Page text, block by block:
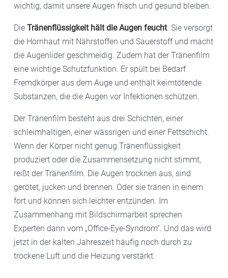
wichtig, damit unsere Augen frisch und gesund bleiben.
Die Tränenflüssigkeit hält die Augen feucht. Sie versorgt
die Hornhaut mit Nährstoffen und Sauerstoff und macht
die Augenlider geschmeidig. Zudem hat der Tränenfilm
eine wichtige Schutzfunktion. Er spült bei Bedarf
Fremdkörper aus dem Auge und enthält keimtötende
Substanzen, die die Augen vor Infektionen schützen.
Der Tränenfilm besteht aus drei Schichten, einer
schleimhaltigen, einer wässrigen und einer Fettschicht.
Wenn der Körper nicht genug Tränenflüssigkeit
produziert oder die Zusammensetzung nicht stimmt,
reißt der Tränenfilm. Die Augen trocknen aus, sind
gerötet, jucken und brennen. Oder sie tränen in einem
fort und können sich leichter entzünden. Im
Zusammenhang mit Bildschirmarbeit sprechen
Experten dann vom „Office-Eye-Syndrom“. Und das wird
jetzt in der kalten Jahreszeit häufig noch durch zu
trockene Luft und die Heizung verstärkt.